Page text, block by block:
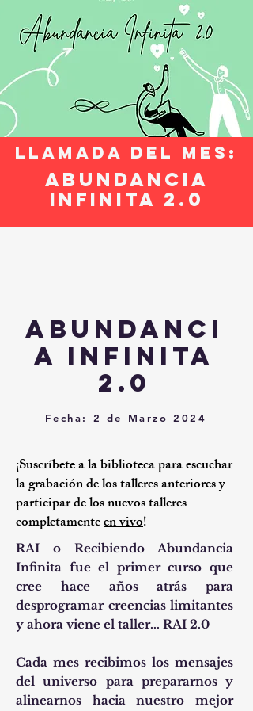
llamada del mes:
Abundancia
infinita 2.0
Abundanci
a infinita
2.0
Fecha: 2 de Marzo 2024
¡Suscríbete a la biblioteca para escuchar
la grabación de los talleres anteriores y
participar de los nuevos talleres
completamenteen vivo!
RAI o Recibiendo Abundancia
Infinita fue el primer curso que
cree hace años atrás para
desprogramar creencias limitantes
y ahora viene el taller... RAI 2.0
Cada mes recibimos los mensajes
del universo para prepararnos y
alinearnos hacia nuestro mejor